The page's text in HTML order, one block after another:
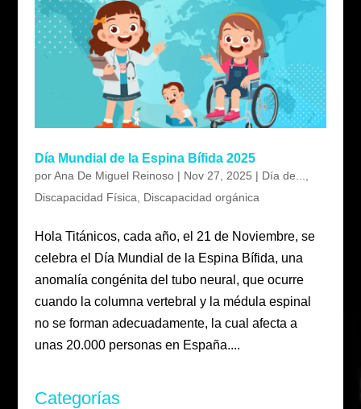
Día Mundial de la Espina Bífida 2025
porAna De Miguel Reinoso| Nov 27, 2025 | Día de...
Discapacidad Física
Discapacidad orgánica
Hola Titánicos, cada año, el 21 de Noviembre, se
celebra el Día Mundial de la Espina Bífida, una
anomalía congénita del tubo neural, que ocurre
cuando la columna vertebral y la médula espinal
no se forman adecuadamente, la cual afecta a
unas 20.000 personas en España....
Categorías